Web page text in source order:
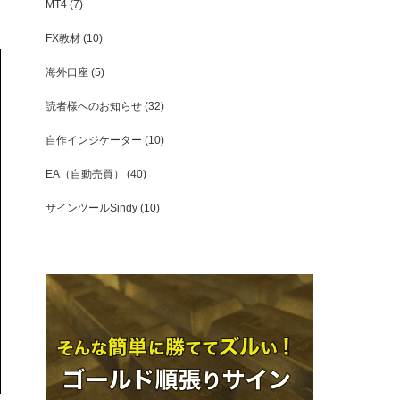
MT4 (7)
FX教材 (10)
海外口座 (5)
読者様へのお知らせ (32)
自作インジケーター (10)
EA（自動売買） (40)
サインツールSindy (10)